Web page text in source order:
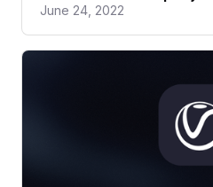
June 24, 2022